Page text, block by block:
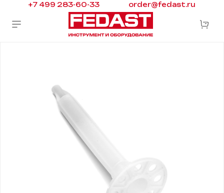
+7 499 283-60-33 order@fedast.ru